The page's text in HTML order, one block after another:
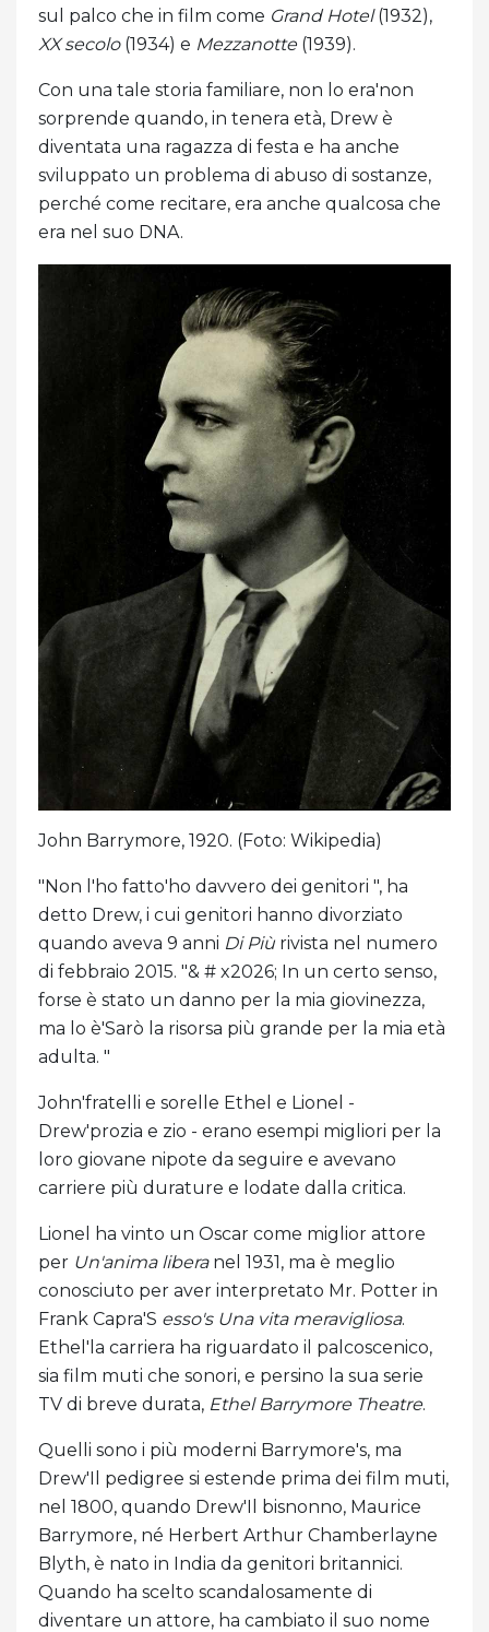
sul palco che in film come Grand Hotel(1932),
XX secolo(1934) e Mezzanotte(1939).
Con una tale storia familiare, non lo era'non
sorprende quando, in tenera età, Drew è
diventata una ragazza di festa e ha anche
sviluppato un problema di abuso di sostanze,
perché come recitare, era anche qualcosa che
era nel suo DNA.
John Barrymore, 1920. (Foto: Wikipedia)
"Non l'ho fatto'ho davvero dei genitori ", ha
detto Drew, i cui genitori hanno divorziato
quando aveva 9 anni Di Più rivista nel numero
di febbraio 2015. "& # x2026; In un certo senso,
forse è stato un danno per la mia giovinezza,
ma lo è'Sarò la risorsa più grande per la mia età
adulta. "
John'fratelli e sorelle Ethel e Lionel -
Drew'prozia e zio - erano esempi migliori per la
loro giovane nipote da seguire e avevano
carriere più durature e lodate dalla critica.
Lionel ha vinto un Oscar come miglior attore
per Un'anima libera nel 1931, ma è meglio
conosciuto per aver interpretato Mr. Potter in
Frank Capra'S esso's Una vita meravigliosa.
Ethel'la carriera ha riguardato il palcoscenico,
sia film muti che sonori, e persino la sua serie
TV di breve durata, Ethel Barrymore Theatre.
Quelli sono i più moderni Barrymore's, ma
Drew'Il pedigree si estende prima dei film muti,
nel 1800, quando Drew'Il bisnonno, Maurice
Barrymore, né Herbert Arthur Chamberlayne
Blyth, è nato in India da genitori britannici.
Quando ha scelto scandalosamente di
diventare un attore, ha cambiato il suo nome